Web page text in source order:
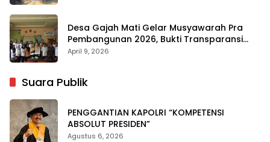
Desa Gajah Mati Gelar Musyawarah Pra
Pembangunan 2026, Bukti Transparansi
Anggaran
April 9, 2026
Suara Publik
PENGGANTIAN KAPOLRI “KOMPETENSI
ABSOLUT PRESIDEN”
Agustus 6, 2026